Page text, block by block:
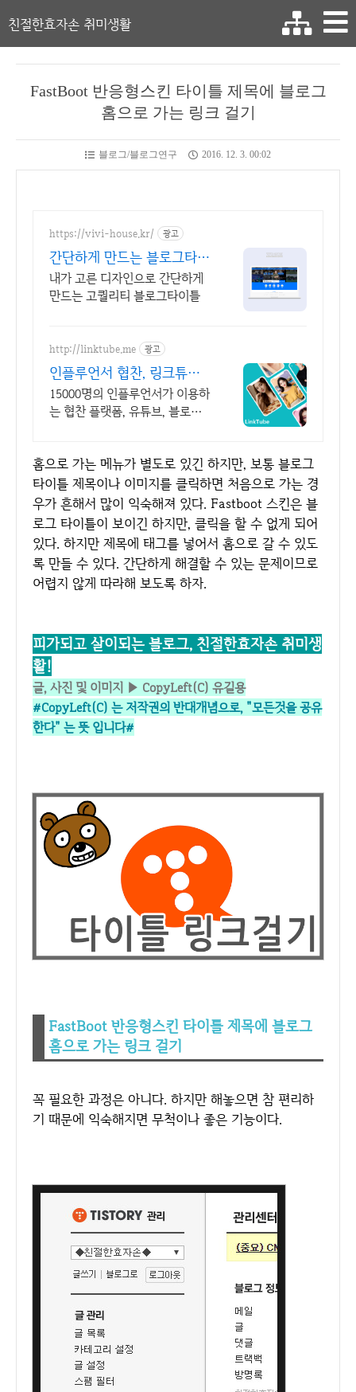
친절한효자손 취미생활
FastBoot 반응형스킨 타이틀 제목에 블로그
홈으로 가는 링크 걸기
블로그/블로그연구 2016. 12. 3. 00:02
https://vivi-house.kr/ 광고
간단하게 만드는 블로그타이
틀
내가 고른 디자인으로 간단하게
만드는 고퀄리티 블로그타이틀
http://linktube.me 광고
인플루언서 협찬, 링크튜브
진짜 인플루언서 협찬 플랫
폼
15000명의 인플루언서가 이용하
는 협찬 플랫폼, 유튜브, 블로그,
을 받아보세요.
홈으로 가는 메뉴가 별도로 있긴 하지만, 보통 블로그
타이틀 제목이나 이미지를 클릭하면 처음으로 가는 경
우가 흔해서 많이 익숙해져 있다. Fastboot 스킨은 블
로그 타이틀이 보이긴 하지만, 클릭을 할 수 없게 되어
있다. 하지만 제목에 태그를 넣어서 홈으로 갈 수 있도
록 만들 수 있다. 간단하게 해결할 수 있는 문제이므로
어렵지 않게 따라해 보도록 하자.
피가되고 살이되는 블로그, 친절한효자손 취미생
활!
글, 사진 및 이미지 ▶ CopyLeft(C) 유길용
#CopyLeft(C) 는 저작권의 반대개념으로, "모든것을 공유
한다" 는 뜻 입니다#
FastBoot 반응형스킨 타이틀 제목에 블로그
홈으로 가는 링크 걸기
꼭 필요한 과정은 아니다. 하지만 해놓으면 참 편리하
기 때문에 익숙해지면 무척이나 좋은 기능이다.